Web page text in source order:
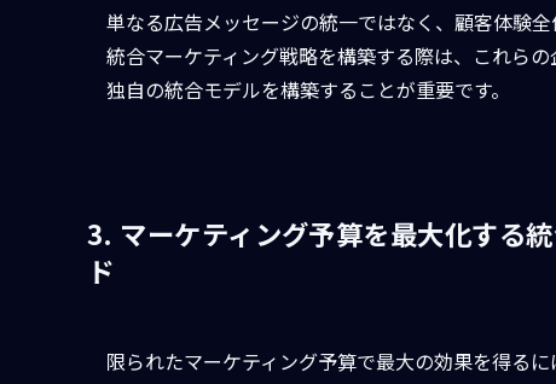
単なる広告メッセージの統一ではなく、顧客体験
統合マーケティング戦略を構築する際は、これら
独自の統合モデルを構築することが重要です。
3. マーケティング予算を最大化する
ド
限られたマーケティング予算で最大の効果を得る